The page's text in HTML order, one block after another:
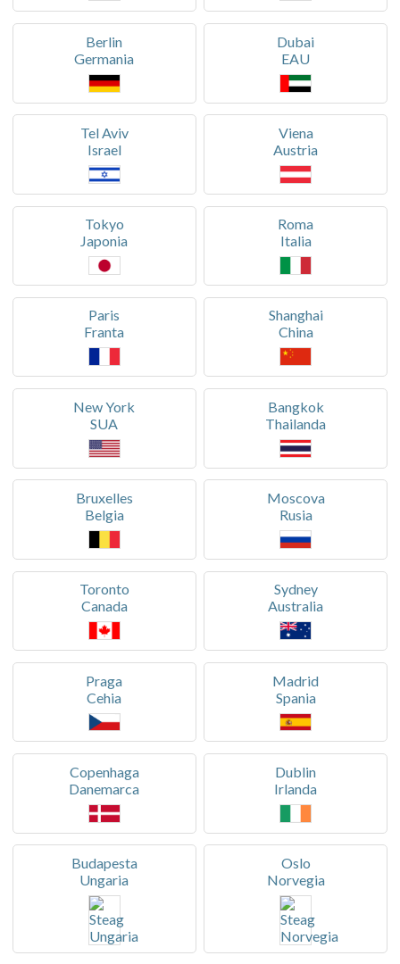
Berlin
Germania
Dubai
EAU
Tel Aviv
Israel
Viena
Austria
Tokyo
Japonia
Roma
Italia
Paris
Franta
Shanghai
China
New York
SUA
Bangkok
Thailanda
Bruxelles
Belgia
Moscova
Rusia
Toronto
Canada
Sydney
Australia
Praga
Cehia
Madrid
Spania
Copenhaga
Danemarca
Dublin
Irlanda
Budapesta
Ungaria
Oslo
Norvegia